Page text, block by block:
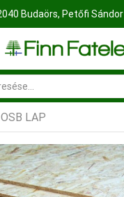
FINN FATELEP BUDAÖRS
input
OSB LAP